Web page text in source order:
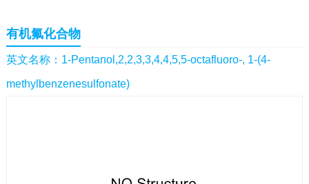
间体|抗高血压药物中间体
感染药物中间体|
体|抗精神病药物中间体 |抗炎药物中间体
精选原料
药中间体|其他原料药中间体
有机氟化合物
英文名称：1-Pentanol,2,2,3,3,4,4,5,5-octafluoro-, 1-(4-
methylbenzenesulfonate)